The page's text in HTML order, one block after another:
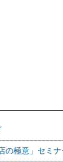
の極意」セミナ